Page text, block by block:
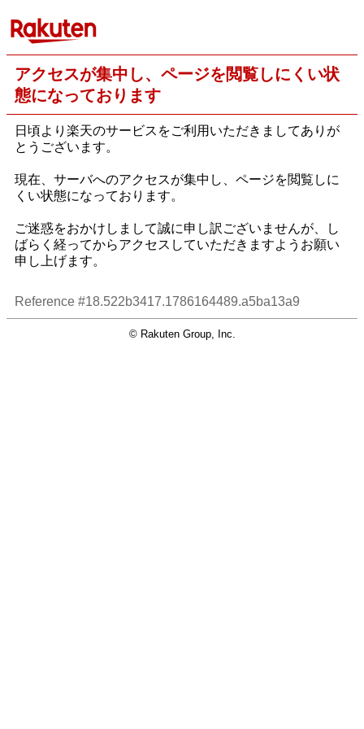
アクセスが集中し、ページを閲覧しにくい状
態になっております
日頃より楽天のサービスをご利用いただきましてありが
とうございます。
現在、サーバへのアクセスが集中し、ページを閲覧しに
くい状態になっております。
ご迷惑をおかけしまして誠に申し訳ございませんが、し
ばらく経ってからアクセスしていただきますようお願い
申し上げます。
Reference #18.522b3417.1786164489.a5ba13a9
© Rakuten Group, Inc.